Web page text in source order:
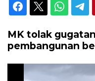
MK tolak
pembangunan